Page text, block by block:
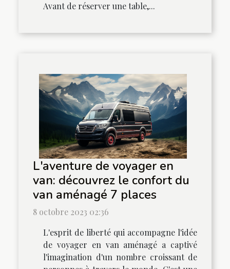
Avant de réserver une table,...
L'aventure de voyager en
van: découvrez le confort du
van aménagé 7 places
8 octobre 2023 02:36
L'esprit de liberté qui accompagne l'idée
de voyager en van aménagé a captivé
l'imagination d'un nombre croissant de